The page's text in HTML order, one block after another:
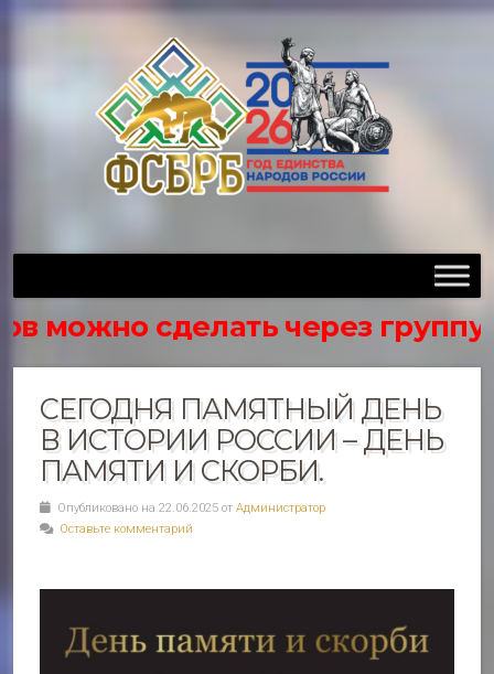
сделать через группу в
СЕГОДНЯ ПАМЯТНЫЙ ДЕНЬ
В ИСТОРИИ РОССИИ – ДЕНЬ
ПАМЯТИ И СКОРБИ.
Опубликовано на 22.06.2025 от Администратор
Оставьте комментарий